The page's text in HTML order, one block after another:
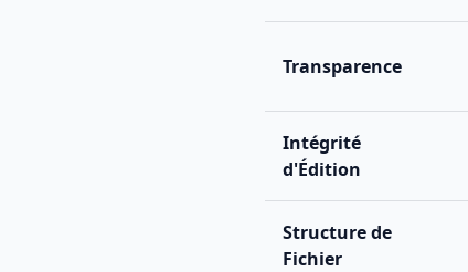
Transparence
Intégrité
d'Édition
Structure de
Fichier